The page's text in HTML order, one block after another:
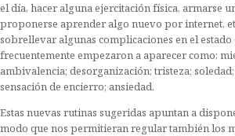
el día, hacer alguna ejercitación física, armarse
proponerse aprender algo nuevo por internet,
sobrellevar algunas complicaciones en el estado
frecuentemente empezaron a aparecer como:
ambivalencia; desorganización; tristeza;
sensación de encierro; ansiedad.
Estas nuevas rutinas sugeridas apuntan a
modo que nos permitieran regular también los